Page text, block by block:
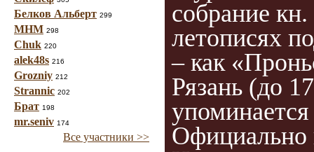
Белков Альберт 299
МНМ 298
Chuk 220
alek48s 216
Grozniy 212
Strannic 202
Брат 198
mr.seniv 174
Все участники >>
собрание
летописях
– как
Рязань (до
упоминается
Официально